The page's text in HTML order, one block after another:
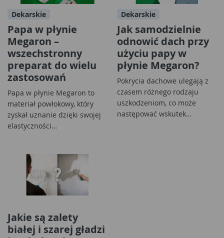
Dekarskie
Papa w płynie
Megaron –
wszechstronny
preparat do wielu
zastosowań
Papa w płynie Megaron to
materiał powłokowy, który
zyskał uznanie dzięki swojej
elastyczności…
Dekarskie
Jak samodzielnie
odnowić dach przy
użyciu papy w
płynie Megaron?
Pokrycia dachowe ulegają z
czasem różnego rodzaju
uszkodzeniom, co może
następować wskutek…
Jakie są zalety
białej i szarej gładzi